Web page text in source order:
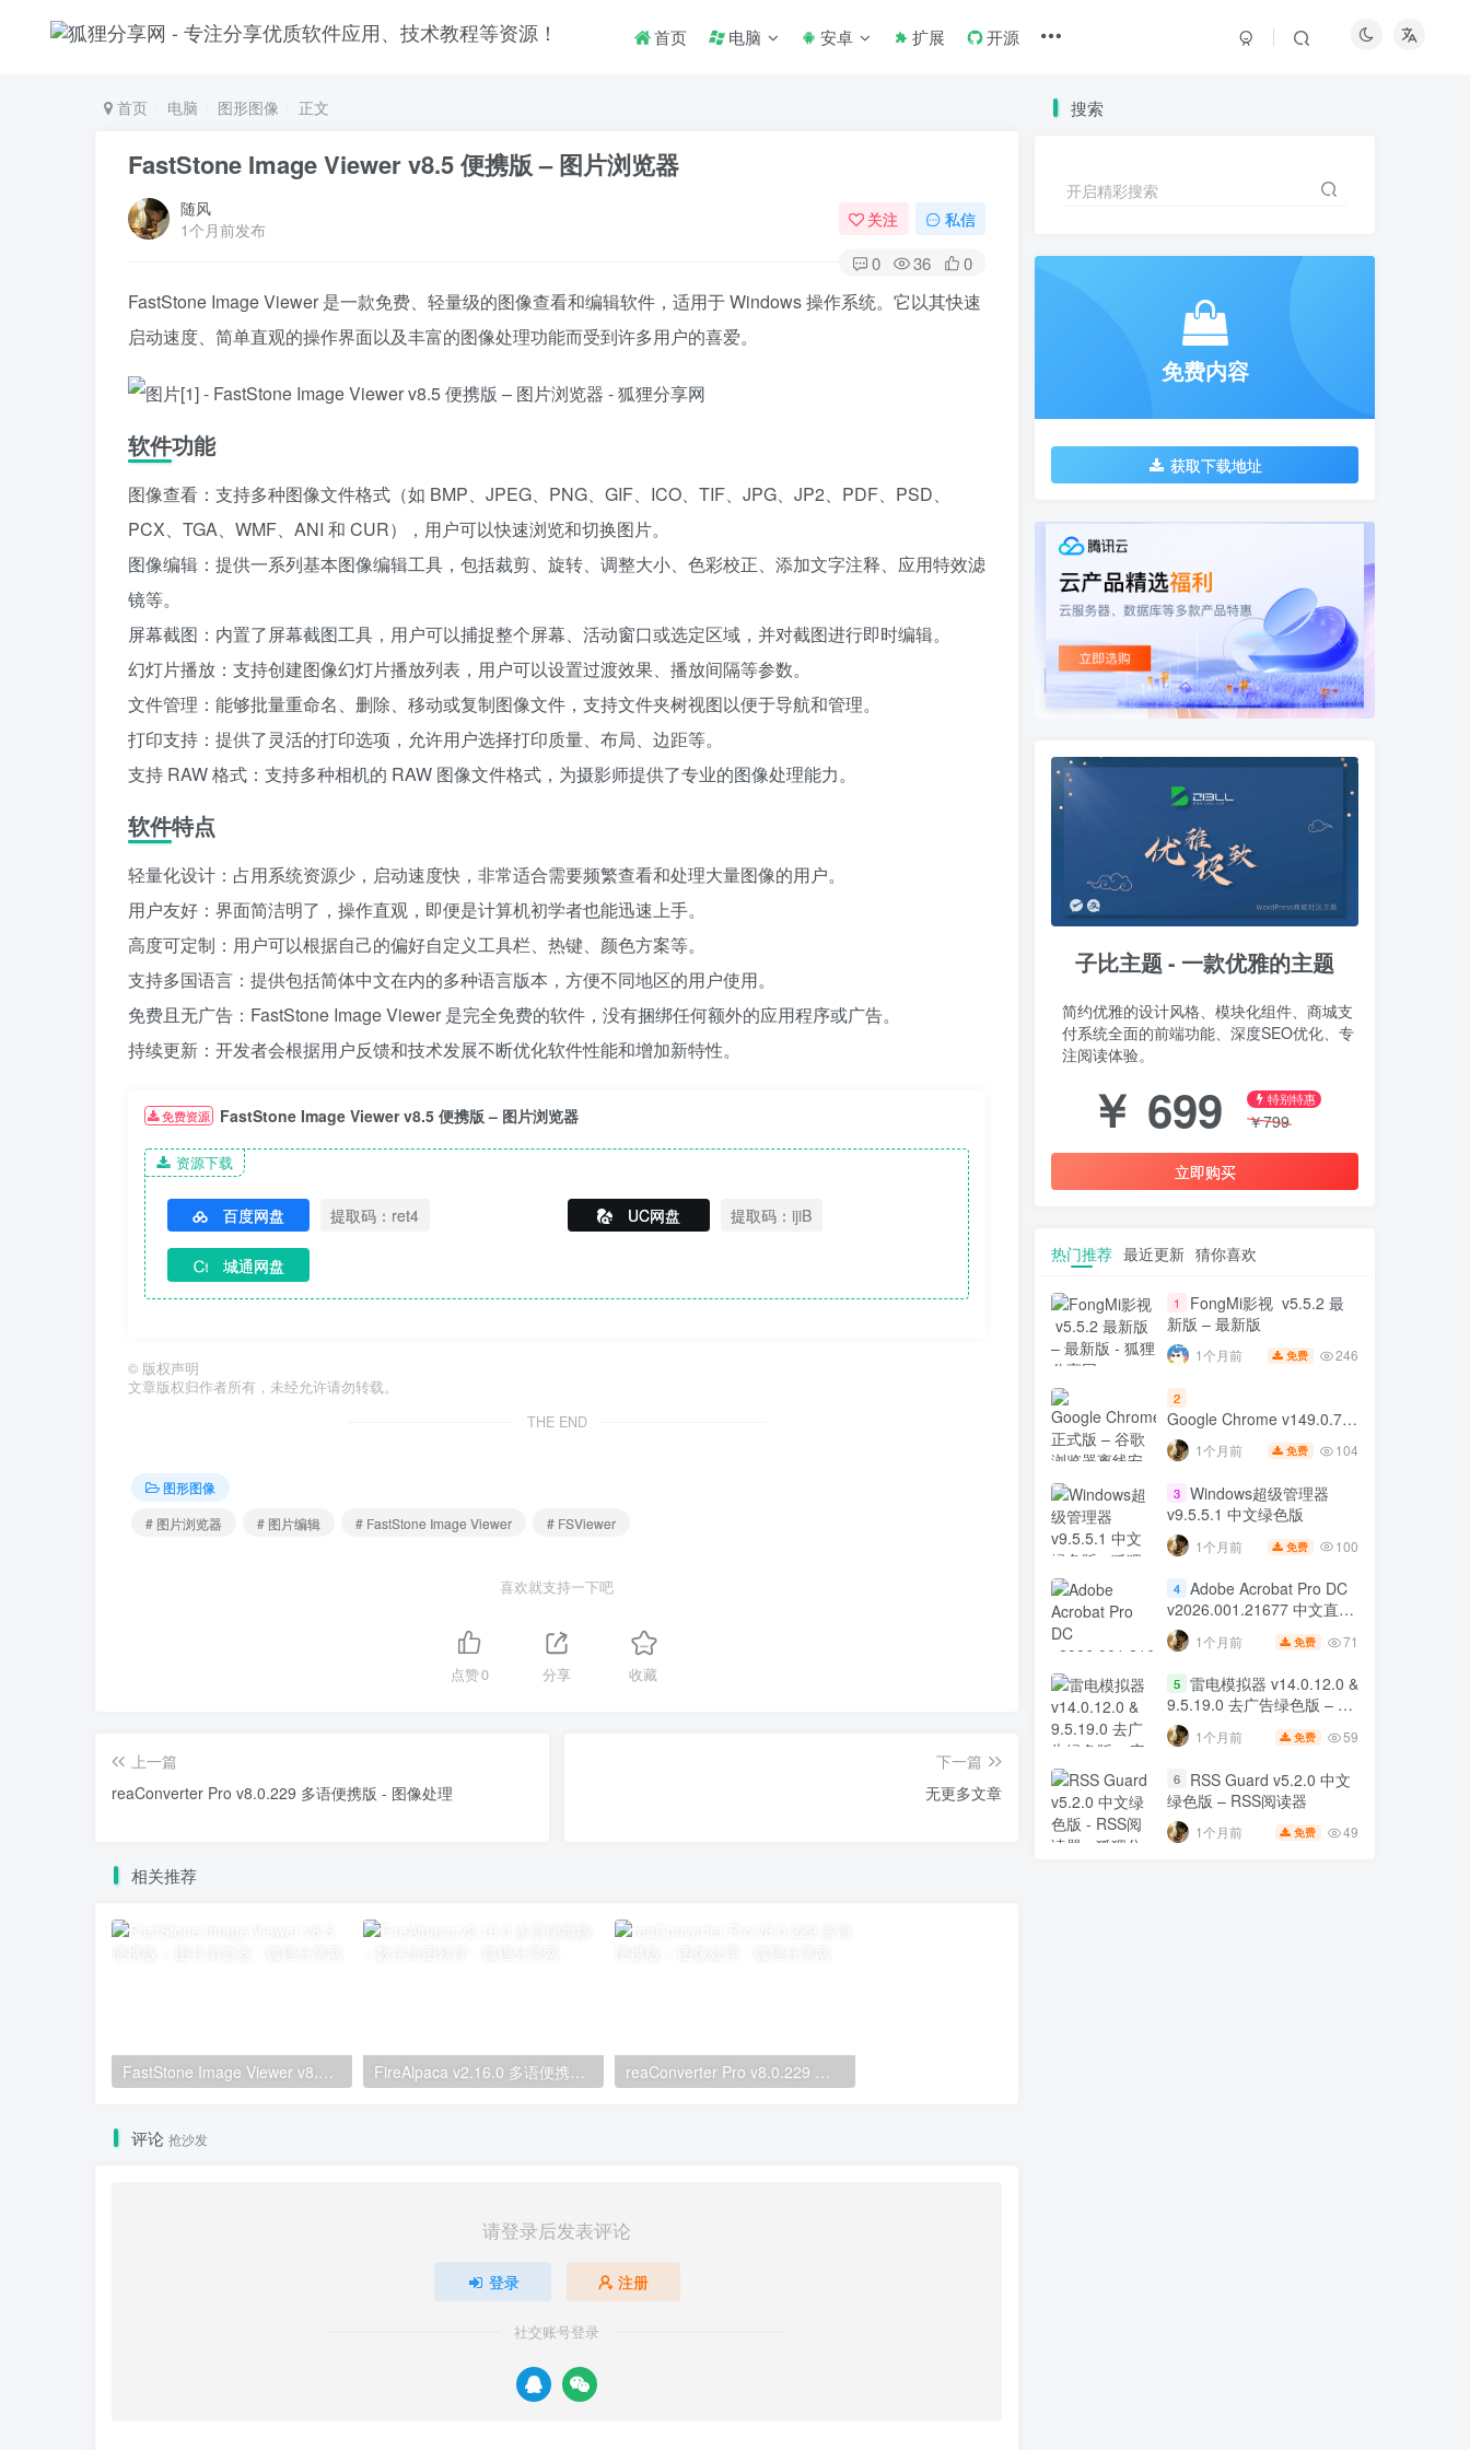
首页 电脑 安卓 扩展 开源
首页 电脑 图形图像 正文
FastStone Image Viewer v8.5 便携版 – 图片浏览器
随风
1个月前发布
关注 私信
0 36 0
FastStone Image Viewer 是一款免费、轻量级的图像查看和编辑软件，适用于 Windows 操作系统。它以其快速
启动速度、简单直观的操作界面以及丰富的图像处理功能而受到许多用户的喜爱。
软件功能
图像查看：支持多种图像文件格式（如 BMP、JPEG、PNG、GIF、ICO、TIF、JPG、JP2、PDF、PSD、
PCX、TGA、WMF、ANI 和 CUR），用户可以快速浏览和切换图片。
图像编辑：提供一系列基本图像编辑工具，包括裁剪、旋转、调整大小、色彩校正、添加文字注释、应用特效滤
镜等。
屏幕截图：内置了屏幕截图工具，用户可以捕捉整个屏幕、活动窗口或选定区域，并对截图进行即时编辑。
幻灯片播放：支持创建图像幻灯片播放列表，用户可以设置过渡效果、播放间隔等参数。
文件管理：能够批量重命名、删除、移动或复制图像文件，支持文件夹树视图以便于导航和管理。
打印支持：提供了灵活的打印选项，允许用户选择打印质量、布局、边距等。
支持 RAW 格式：支持多种相机的 RAW 图像文件格式，为摄影师提供了专业的图像处理能力。
软件特点
轻量化设计：占用系统资源少，启动速度快，非常适合需要频繁查看和处理大量图像的用户。
用户友好：界面简洁明了，操作直观，即便是计算机初学者也能迅速上手。
高度可定制：用户可以根据自己的偏好自定义工具栏、热键、颜色方案等。
支持多国语言：提供包括简体中文在内的多种语言版本，方便不同地区的用户使用。
免费且无广告：FastStone Image Viewer 是完全免费的软件，没有捆绑任何额外的应用程序或广告。
持续更新：开发者会根据用户反馈和技术发展不断优化软件性能和增加新特性。
免费资源 FastStone Image Viewer v8.5 便携版 – 图片浏览器
资源下载
百度网盘 提取码：ret4 UC网盘 提取码：ijiB
城通网盘
© 版权声明
文章版权归作者所有，未经允许请勿转载。
THE END
图形图像
# 图片浏览器
# 图片编辑 # FastStone Image Viewer # FSViewer
喜欢就支持一下吧
点赞0 分享 收藏
上一篇
reaConverter Pro v8.0.229 多语便携版 - 图像处理
下一篇
无更多文章
相关推荐
评论 抢沙发
请登录后发表评论
登录 注册
社交账号登录
搜索
开启精彩搜索
免费内容
获取下载地址
子比主题 - 一款优雅的主题
简约优雅的设计风格、模块化组件、商城支
付系统全面的前端功能、深度SEO优化、专
注阅读体验。
￥ 699 特别特惠
￥799
立即购买
热门推荐 最近更新 猜你喜欢
1
FongMi影视 v5.5.2 最
新版 – 最新版
1个月前 免费 246
2
Google Chrome v149.0.7827.197
正式版 – 谷歌浏览器离线安
装包 1个月前 免费 104
3 Windows超级管理器
v9.5.5.1 中文绿色版
1个月前 免费 100
4 Adobe Acrobat Pro DC
v2026.001.21677 中文直装
版 32位 & 64位 – PDF 编辑
工具 1个月前 免费 71
5 雷电模拟器 v14.0.12.0 &
9.5.19.0 去广告绿色版 – 安
卓模拟器
1个月前 免费 59
6
RSS Guard v5.2.0 中文
绿色版 – RSS阅读器
1个月前 免费 49